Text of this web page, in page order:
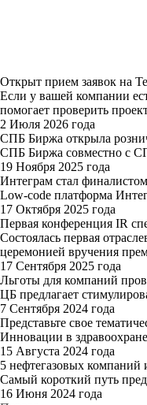
Открыт прием заявок на
Если у вашей компании
помогает проверить
2 Июля 2026 года
СПБ Биржа открыла
СПБ Биржа совместно с
19 Ноября 2025 года
Интеграм стал
Low-code платформа
17 Октября 2025 года
Первая конференция IR
Состоялась первая
церемонией вручения
17 Сентября 2025 года
Льготы для компаний
ЦБ предлагает
7 Сентября 2024 года
Представьте свое
Инновации в
15 Августа 2024 года
5 нефтегазовых компаний
Самый короткий путь
16 Июня 2024 года